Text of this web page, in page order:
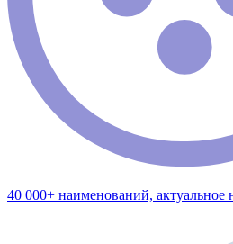
40 000+ наименований, актуальное